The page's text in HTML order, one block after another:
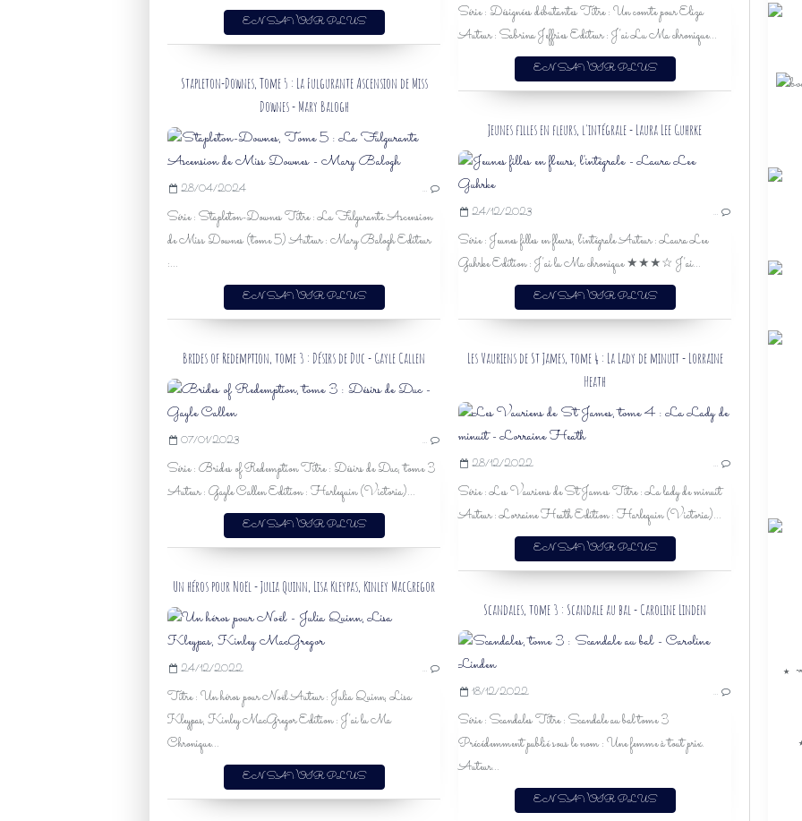
AVENTURES ET PASSIONS
RÉGENCE
ESPIONNAGE
EN SAVOIR PLUS
Série : Désignées débutantes Titre : Un comte pour Eliza
Auteur : Sabrina Jeffries Editeur : J'ai Lu Ma chronique...
EN SAVOIR PLUS
Stapleton-Downes, Tome 5 : La Fulgurante Ascension de Miss
Downes - Mary Balogh
REGENCY
HISTORIQUE
RÉGENCE
J'AI LU
AVRIL 2024
28/04/2024 …
Série : Stapleton-Downes Titre : La Fulgurante Ascension
de Miss Downes (tome 5) Auteur : Mary Balogh Editeur
:...
EN SAVOIR PLUS
Jeunes filles en fleurs, l'intégrale - Laura Lee Guhrke
24/12/2023 …
Série : Jeunes filles en fleurs, l'intégrale Auteur : Laura Lee
Guhrke Edition : J'ai lu Ma chronique ★★★☆ J'ai...
EN SAVOIR PLUS
Brides of Redemption, tome 3 : Désirs de Duc - Gayle Callen
BRIDES OF REDEMPTION
2023
VICTORIA
ROMANCE
ROMANCE HISTORIQUE
07/01/2023 …
Série : Brides of Redemption Titre : Désirs de Duc, tome 3
Auteur : Gayle Callen Edition : Harlequin (Victoria)...
EN SAVOIR PLUS
Les Vauriens de St James, tome 4 : La Lady de minuit - Lorraine
Heath
28/12/2022 …
Série : Les Vauriens de St James Titre : La lady de minuit
Auteur : Lorraine Heath Edition : Harlequin (Victoria)...
EN SAVOIR PLUS
Un héros pour Noël - Julia Quinn,​​​​​​​ Lisa Kleypas, Kinley MacGregor
LISA KLEYPAS
NOUVELLES
ROMANCE HISTORIQUE
HISTORIQUE
24/12/2022 …
Titre : Un héros pour Noël Auteur : Julia Quinn, Lisa
Kleypas, Kinley MacGregor Edition : J'ai lu Ma
Chronique...
EN SAVOIR PLUS
Scandales, tome 3 : Scandale au bal - Caroline Linden
18/12/2022 …
Série : Scandales Titre : Scandale au bal tome 3
Précédemment publié sous le nom : Une femme à tout prix.
Auteur...
EN SAVOIR PLUS
★